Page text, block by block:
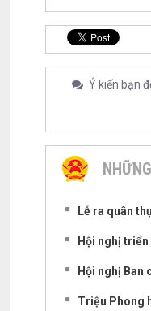
Ý kiến bạn
Lễ ra quân
Hội nghị
Hội nghị Ban
Triệu Phong